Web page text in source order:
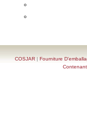
COSJAR | Fourniture